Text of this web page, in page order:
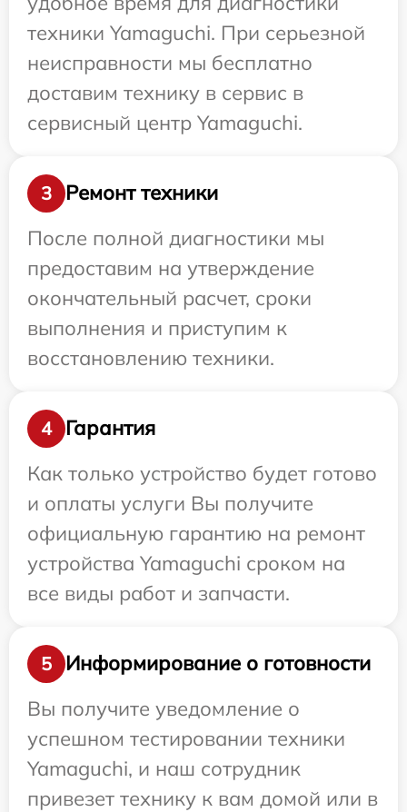
техники Yamaguchi. При серьезной
неисправности мы бесплатно
доставим технику в сервис в
сервисный центр Yamaguchi.
3
Ремонт техники
После полной диагностики мы
предоставим на утверждение
окончательный расчет, сроки
выполнения и приступим к
восстановлению техники.
4
Гарантия
Как только устройство будет готово
и оплаты услуги Вы получите
официальную гарантию на ремонт
устройства Yamaguchi сроком на
все виды работ и запчасти.
5
Информирование о готовности
Вы получите уведомление о
успешном тестировании техники
Yamaguchi, и наш сотрудник
привезет технику к вам домой или в